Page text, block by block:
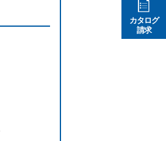
カタログ
請求